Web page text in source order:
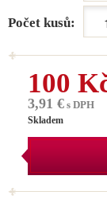
Počet kusů:
100
3,91 € s DPH
Skladem